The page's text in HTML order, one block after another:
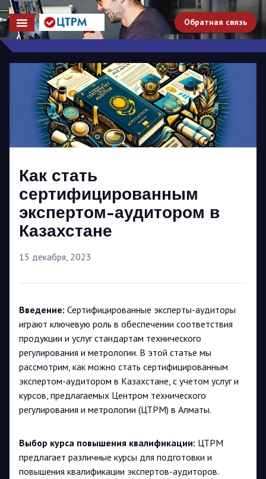
Обратная связь
Как стать
сертифицированным
экспертом-аудитором в
Казахстане
15 декабря, 2023
Введение: Сертифицированные эксперты-аудиторы
играют ключевую роль в обеспечении соответствия
продукции и услуг стандартам технического
регулирования и метрологии. В этой статье мы
рассмотрим, как можно стать сертифицированным
экспертом-аудитором в Казахстане, с учетом услуг и
курсов, предлагаемых Центром технического
регулирования и метрологии (ЦТРМ) в Алматы.
Выбор курса повышения квалификации: ЦТРМ
предлагает различные курсы для подготовки и
повышения квалификации экспертов-аудиторов.